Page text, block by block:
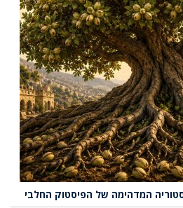
המדהימה של הפיסטוק החלבי